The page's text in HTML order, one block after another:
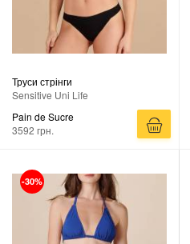
Труси стрінги
Sensitive Uni Life
Pain de Sucre
3592 грн.
-30%